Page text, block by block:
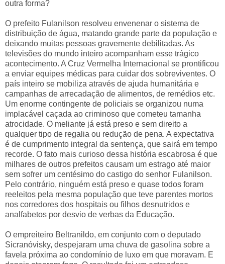
outra forma?
O prefeito Fulanilson resolveu envenenar o sistema de
distribuição de água, matando grande parte da população e
deixando muitas pessoas gravemente debilitadas. As
televisões do mundo inteiro acompanham esse trágico
acontecimento. A Cruz Vermelha Internacional se prontificou
a enviar equipes médicas para cuidar dos sobreviventes. O
país inteiro se mobiliza através de ajuda humanitária e
campanhas de arrecadação de alimentos, de remédios etc.
Um enorme contingente de policiais se organizou numa
implacável caçada ao criminoso que cometeu tamanha
atrocidade. O meliante já está preso e sem direito a
qualquer tipo de regalia ou redução de pena. A expectativa
é de cumprimento integral da sentença, que sairá em tempo
recorde. O fato mais curioso dessa história escabrosa é que
milhares de outros prefeitos causam um estrago até maior
sem sofrer um centésimo do castigo do senhor Fulanilson.
Pelo contrário, ninguém está preso e quase todos foram
reeleitos pela mesma população que teve parentes mortos
nos corredores dos hospitais ou filhos desnutridos e
analfabetos por desvio de verbas da Educação.
O empreiteiro Beltranildo, em conjunto com o deputado
Sicranóvisky, despejaram uma chuva de gasolina sobre a
favela próxima ao condomínio de luxo em que moravam. E